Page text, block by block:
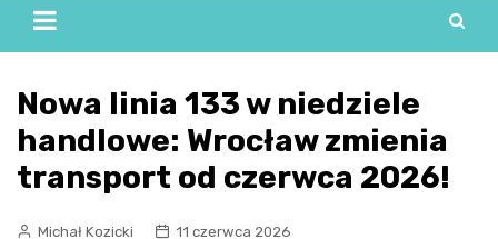
Nowa linia 133 w niedziele
handlowe: Wrocław zmienia
transport od czerwca 2026!
Michał Kozicki
11 czerwca 2026